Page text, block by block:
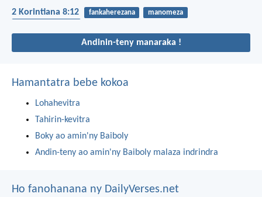
2 Korintiana 8:12 fankaherezana
manomeza
Andinin-teny manaraka !
Hamantatra bebe kokoa
Lohahevitra
Tahirin-kevitra
Boky ao amin'ny Baiboly
Andin-teny ao amin'ny Baiboly malaza indrindra
Ho fanohanana ny DailyVerses.net